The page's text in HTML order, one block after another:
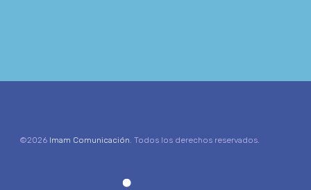
©2026 Imam Comunicación. Todos los derechos reservados.